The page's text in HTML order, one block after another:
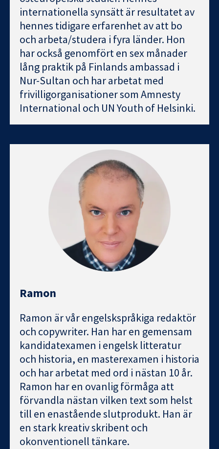
internationella synsätt är resultatet av
hennes tidigare erfarenhet av att bo
och arbeta/studera i fyra länder. Hon
har också genomfört en sex månader
lång praktik på Finlands ambassad i
Nur-Sultan och har arbetat med
frivilligorganisationer som Amnesty
International och UN Youth of Helsinki.
Ramon
Ramon är vår engelskspråkiga redaktör
och copywriter. Han har en gemensam
kandidatexamen i engelsk litteratur
och historia, en masterexamen i historia
och har arbetat med ord i nästan 10 år.
Ramon har en ovanlig förmåga att
förvandla nästan vilken text som helst
till en enastående slutprodukt. Han är
en stark kreativ skribent och
okonventionell tänkare.